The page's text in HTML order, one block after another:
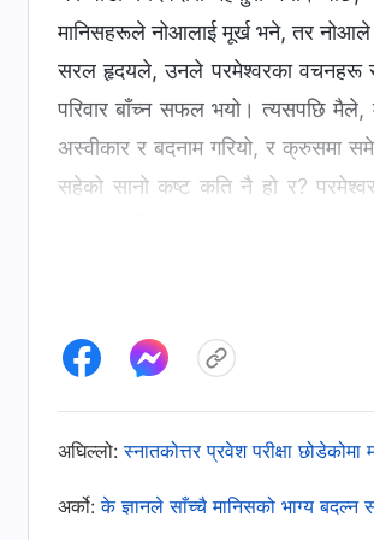
मानिसहरूले नोआलाई मूर्ख भने, तर नोआले
सरल हृदयले, उनले परमेश्‍वरका वचनहरू
परिवार बाँच्न सफल भयो। त्यसपछि मैले,
अस्वीकार र बदनाम गरियो, र क्रुसमा
सहेको सानो कष्ट कति नै हो र?
सहभागी हुनुपर्थ्यो र सुसमाचार प्रचार
मैले सन् २०१३ को अगस्टमा विद्यालय
पढाउन र एउटा कक्षाको कक्षा शिक्षक
लागि कसरी समय मिल्छ त?” मैले अलमलमा
अघिल्लो:स्नातकोत्तर प्रवेश परीक्षा
अर्को:के ज्ञानले साँच्चै मानिसको भाग्य बदल्न